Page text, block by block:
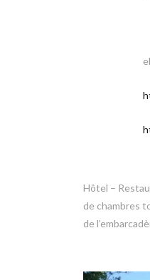
Hôtel –
de chambres
de